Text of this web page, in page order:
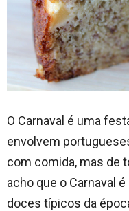
O Carnaval é uma
envolvem
com comida, mas de
acho que o Carnaval
doces típicos da